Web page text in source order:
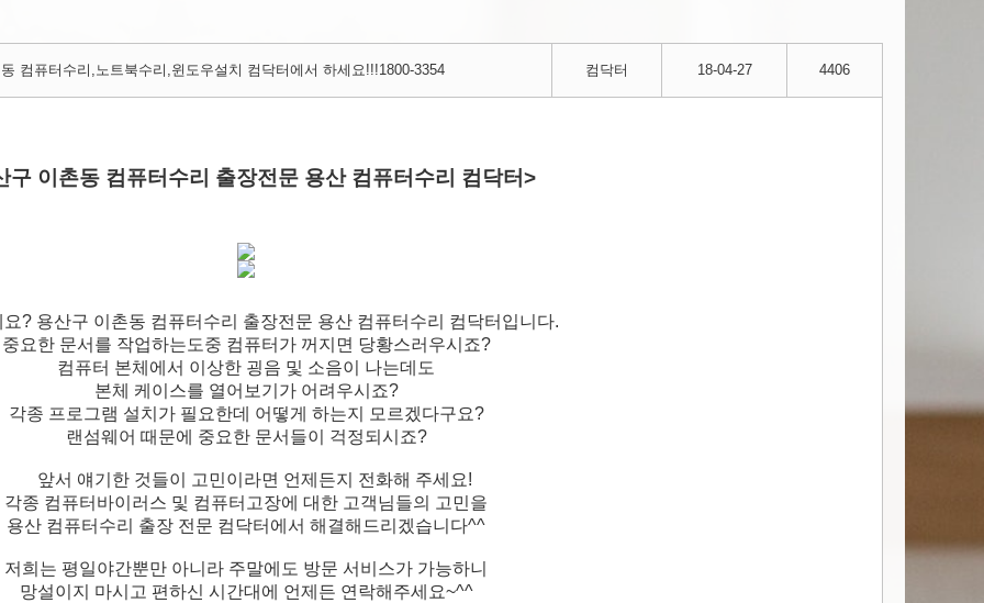
컴퓨터수리,노트북수리,윈도우설치 컴닥터에서 하세요!!!1800-3354 컴닥터 18-04-27 4406
구 이촌동 컴퓨터수리 출장전문 용산 컴퓨터수리 컴닥터>
? 용산구 이촌동 컴퓨터수리 출장전문 용산 컴퓨터수리 컴닥터입니다.
중요한 문서를 작업하는도중 컴퓨터가 꺼지면 당황스러우시죠?
컴퓨터 본체에서 이상한 굉음 및 소음이 나는데도
본체 케이스를 열어보기가 어려우시죠?
각종 프로그램 설치가 필요한데 어떻게 하는지 모르겠다구요?
랜섬웨어 때문에 중요한 문서들이 걱정되시죠?
앞서 얘기한 것들이 고민이라면 언제든지 전화해 주세요!
각종 컴퓨터바이러스 및 컴퓨터고장에 대한 고객님들의 고민을
용산 컴퓨터수리 출장 전문 컴닥터에서 해결해드리겠습니다^^
저희는 평일야간뿐만 아니라 주말에도 방문 서비스가 가능하니
망설이지 마시고 편하신 시간대에 언제든 연락해주세요~^^